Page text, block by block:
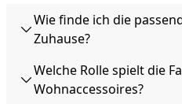
Wie finde ich die
Zuhause?
Welche Rolle spielt die
Wohnaccessoires?